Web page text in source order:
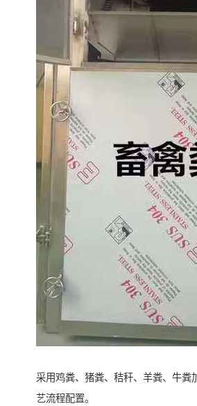
采用鸡粪、猪粪、秸秆、羊粪、牛粪
艺流程配置。